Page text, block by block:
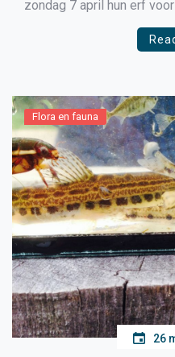
zondag 7 april hun erf
‘Dagje bij de Boer Dag’.
familie Groot uit
Flora en fauna
26